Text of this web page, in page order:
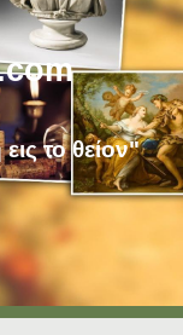
το θείον"